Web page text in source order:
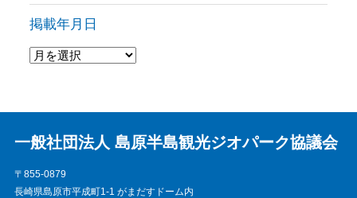
掲載年月日
一般社団法人 島原半島観光ジオパーク協議会
〒855-0879
長崎県島原市平成町1-1 がまだすドーム内